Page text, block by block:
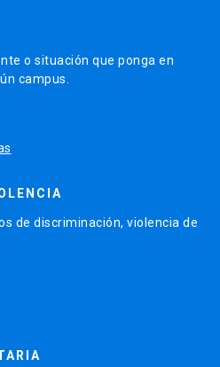
o situación que ponga en
campus.
de discriminación, violencia de